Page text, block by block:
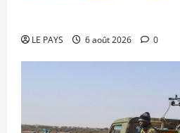
LE PAYS 6 août 2026 0